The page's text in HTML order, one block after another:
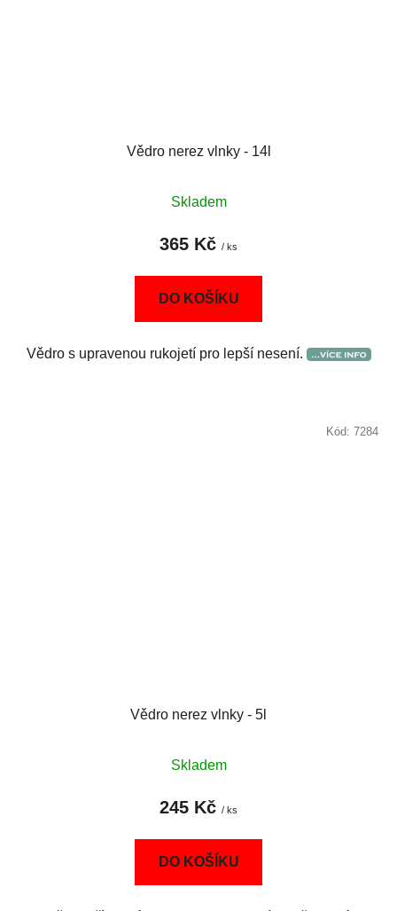
Vědro nerez vlnky - 14l
Skladem
365 Kč / ks
DO KOŠÍKU
Vědro s upravenou rukojetí pro lepší nesení.
Vědro nerez vlnky - 5l
Skladem
245 Kč / ks
DO KOŠÍKU
Kód: 7284